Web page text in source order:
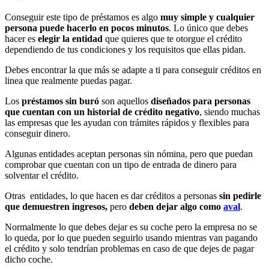
Conseguir este tipo de préstamos es algo muy simple y cualquier
persona puede hacerlo en pocos minutos. Lo único que debes
hacer es elegir la entidad que quieres que te otorgue el crédito
dependiendo de tus condiciones y los requisitos que ellas pidan.
Debes encontrar la que más se adapte a ti para conseguir créditos en
linea que realmente puedas pagar.
Los préstamos sin buró son aquellos diseñados para personas
que cuentan con un historial de crédito negativo, siendo muchas
las empresas que les ayudan con trámites rápidos y flexibles para
conseguir dinero.
Algunas entidades aceptan personas sin nómina, pero que puedan
comprobar que cuentan con un tipo de entrada de dinero para
solventar el crédito.
Otras entidades, lo que hacen es dar créditos a personas sin pedirle
que demuestren ingresos, pero deben dejar algo como aval.
Normalmente lo que debes dejar es su coche pero la empresa no se
lo queda, por lo que pueden seguirlo usando mientras van pagando
el crédito y solo tendrían problemas en caso de que dejes de pagar
dicho coche.